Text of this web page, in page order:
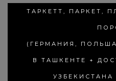
ТАРКЕТТ, ПАРКЕТ,
(ГЕРМАНИЯ,
В ТАШКЕНТЕ +
УЗБЕКИСТАНА